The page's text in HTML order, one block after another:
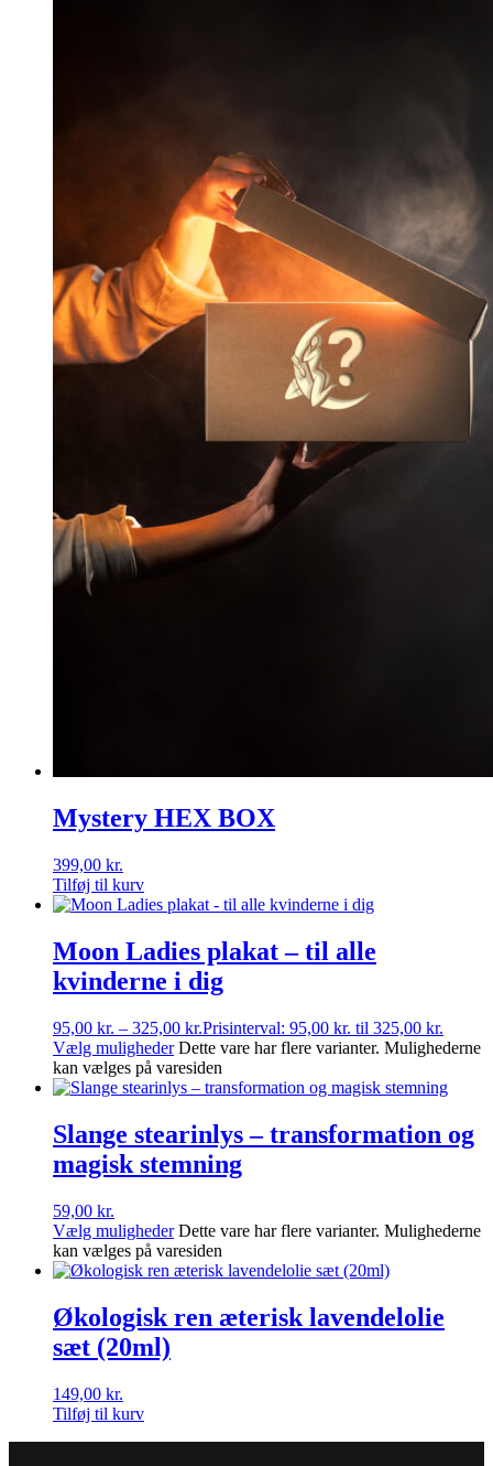
Mystery HEX BOX
399,00 kr.
Tilføj til kurv
Moon Ladies plakat – til alle
kvinderne i dig
95,00 kr. – 325,00 kr.Prisinterval: 95,00 kr. til 325,00 kr.
Vælg muligheder Dette vare har flere varianter. Mulighederne
kan vælges på varesiden
Slange stearinlys – transformation og
magisk stemning
59,00 kr.
Vælg muligheder Dette vare har flere varianter. Mulighederne
kan vælges på varesiden
Økologisk ren æterisk lavendelolie
sæt (20ml)
149,00 kr.
Tilføj til kurv